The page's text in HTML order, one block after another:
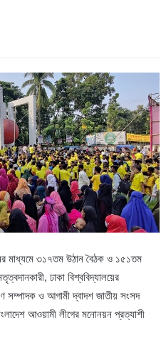
মাধ্যমে ৩১৭তম উঠান বৈঠক ও ১৫১তম
ঢাকা বিশ্ববিদ্যালয়ের
সম্পাদক ও আগামী দ্বাদশ জাতীয় সংসদ
আওয়ামী লীগের মনোনয়ন প্রত্যাশী